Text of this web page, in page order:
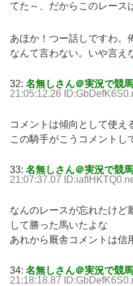
てた～、だからこのレース
あほか！つー話しですわ。
なんて言わない。いや言え
32: 名無しさん＠実況で競
21:05:12.26
コメントは傾向として使え
この騎手がこうコメントし
33: 名無しさん＠実況で競
21:07:37.07
なんのレースが忘れたけど
して勝った馬いたよな
あれから厩舎コメントは信
34: 名無しさん＠実況で競
21:18:18.87